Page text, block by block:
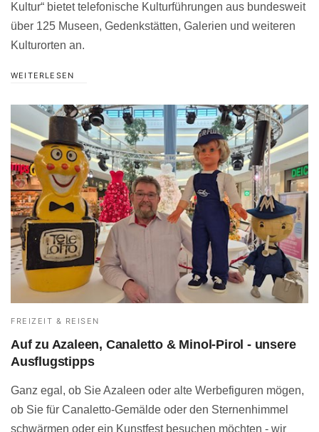
Kultur“ bietet telefonische Kulturführungen aus bundesweit
über 125 Museen, Gedenkstätten, Galerien und weiteren
Kulturorten an.
WEITERLESEN
FREIZEIT & REISEN
Auf zu Azaleen, Canaletto & Minol-Pirol - unsere
Ausflugstipps
Ganz egal, ob Sie Azaleen oder alte Werbefiguren mögen,
ob Sie für Canaletto-Gemälde oder den Sternenhimmel
schwärmen oder ein Kunstfest besuchen möchten - wir